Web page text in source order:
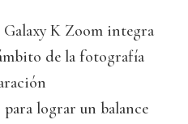
Galaxy K Zoom integra
de la fotografía
lograr un balance